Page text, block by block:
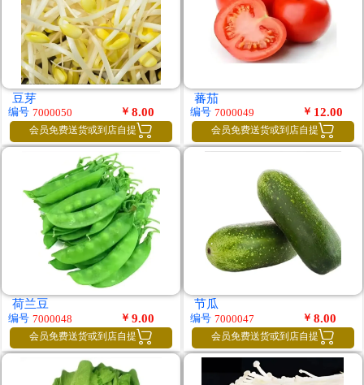
豆芽
编号 7000050 ￥ 8.00
会员免费送货或到店自提 
蕃茄
编号 7000049 ￥ 12.00
会员免费送货或到店自提 
荷兰豆
编号 7000048 ￥ 9.00
会员免费送货或到店自提 
节瓜
编号 7000047 ￥ 8.00
会员免费送货或到店自提 